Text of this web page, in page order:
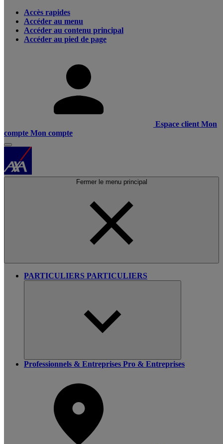
Accès rapides
Accéder au menu
Accéder au contenu principal
Accéder au pied de page
Espace client Mon
compte Mon compte
Fermer le menu principal
PARTICULIERS PARTICULIERS
Professionnels & Entreprises Pro & Entreprises